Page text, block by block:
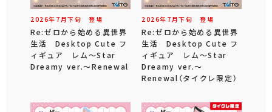
2026年 7 月下旬 登場
Re:ゼロから始める異世界
生活 Desktop Cute フ
ィギュア レム～Star
Dreamy ver.～Renewal
2026年 7 月下旬 登場
Re:ゼロから始める異世界
生活 Desktop Cute フ
ィギュア レム～Star
Dreamy ver.～
Renewal（タイクレ限定）